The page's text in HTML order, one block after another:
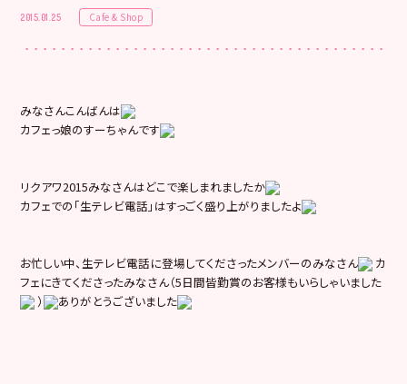
2015.01.25 Cafe & Shop
みなさんこんばんは
カフェっ娘のすーちゃんです
リクアワ2015みなさんはどこで楽しまれましたか
カフェでの「生テレビ電話」はすっごく盛り上がりましたよ
お忙しい中、生テレビ電話に登場してくださったメンバーのみなさん
カ
フェにきてくださったみなさん（5日間皆勤賞のお客様もいらしゃいました
）
ありがとうございました